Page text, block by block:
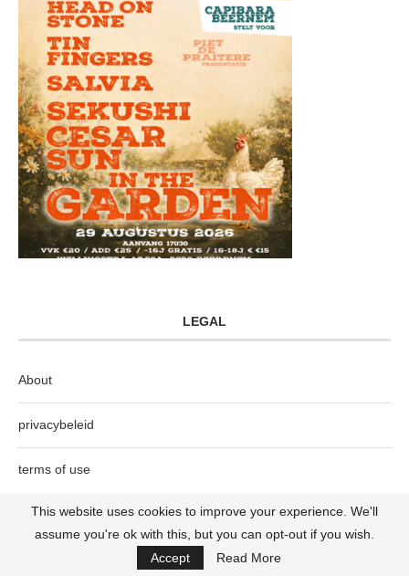
LEGAL
About
privacybeleid
terms of use
This website uses cookies to improve your experience. We'll
assume you're ok with this, but you can opt-out if you wish.
Accept
Read More